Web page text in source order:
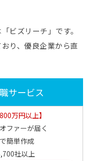
ビズリーチ」です。
り、優良企業から直
サービス
万円以上】
ファーが届く
簡単作成
社以上